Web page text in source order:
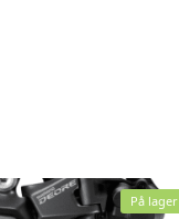
På lager